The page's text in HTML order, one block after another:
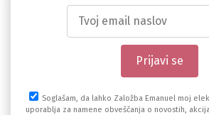
Soglašam, da lahko Založba Emanuel moj
uporablja za namene obveščanja o novostih,